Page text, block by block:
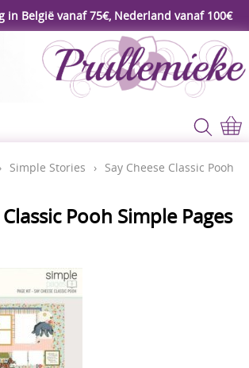
in België vanaf 75€, Nederland vanaf 100€
- enveloppen
- Scrapbook
› Simple Stories › Say Cheese Classic Pooh
Pooh Simple Pages